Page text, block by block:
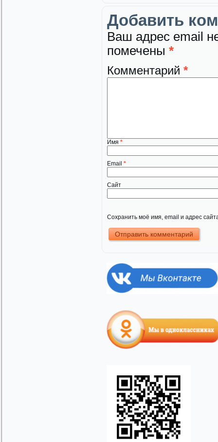
Добавить
Ваш адрес email
помечены *
Комментарий *
Имя *
Email *
Сайт
Сохранить моё имя, email и адрес